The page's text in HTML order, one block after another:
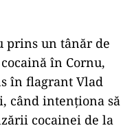
prins un tânăr de
în Cornu,
în flagrant Vlad
când intenționa să
cocainei de la